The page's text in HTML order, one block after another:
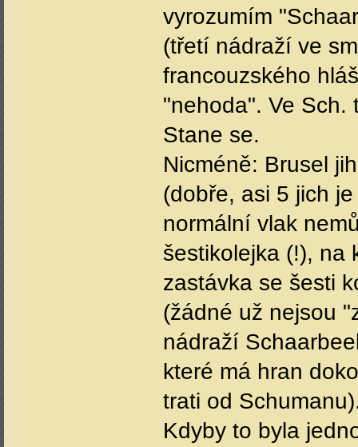
vyrozumím
(třetí nádraží ve
francouzského
"nehoda". Ve Sch.
Stane se.
Nicméně: Brusel
(dobře, asi 5 jich
normální vlak
šestikolejka (!), na
zastávka se šesti
(žádné už nejsou
nádraží
které má hran
trati od
Kdyby to byla